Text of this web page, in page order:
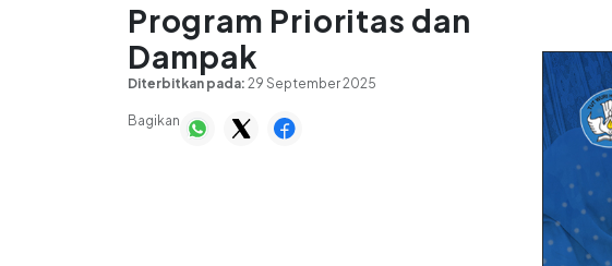
Program Prioritas dan
Dampak
Diterbitkan pada: 29 September 2025
Bagikan